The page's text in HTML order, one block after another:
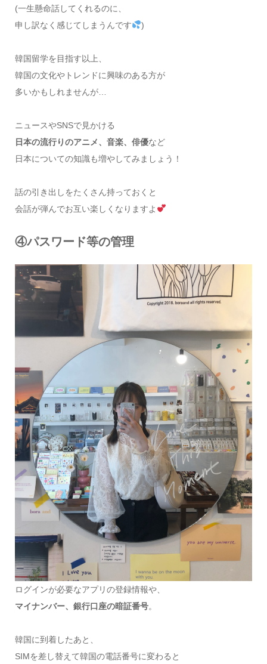
(一生懸命話してくれるのに、
申し訳なく感じてしまうんです
)
韓国留学を目指す以上、
韓国の文化やトレンドに興味のある方が
多いかもしれませんが…
ニュースやSNSで見かける
日本の流行りのアニメ、音楽、俳優など
日本についての知識も増やしてみましょう！
話の引き出しをたくさん持っておくと
会話が弾んでお互い楽しくなりますよ
④パスワード等の管理
ログインが必要なアプリの登録情報や、
マイナンバー、銀行口座の暗証番号。
韓国に到着したあと、
SIMを差し替えて韓国の電話番号に変わると